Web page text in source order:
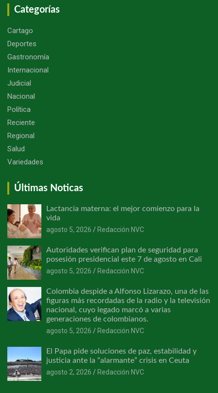
Categorías
Cartago
Deportes
Gastronomía
Internacional
Judicial
Nacional
Política
Reciente
Regional
Salud
Variedades
Últimas Noticas
Lactancia materna: el mejor comienzo para la
vida
agosto 5, 2026
Redacción NVC
Autoridades verifican plan de seguridad para
posesión presidencial este 7 de agosto en Cali
agosto 5, 2026
Redacción NVC
Colombia despide a Alfonso Lizarazo, una de las
figuras más recordadas de la radio y la televisión
nacional, cuyo legado marcó a varias
generaciones de colombianos.
agosto 5, 2026
Redacción NVC
El Papa pide soluciones de paz, estabilidad y
justicia ante la “alarmante” crisis en Ceuta
agosto 2, 2026
Redacción NVC